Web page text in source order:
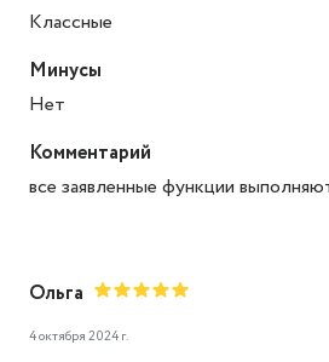
Классные
Минусы
Нет
Комментарий
все заявленные функции
Ольга
4 октября 2024 г.